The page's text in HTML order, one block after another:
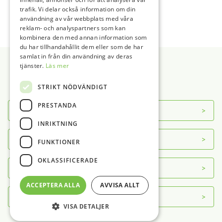
Tillbehör
Bildplattescanner Tillbehör
Framkallare
Intraoral kamera
Intraoral röntgen
Intraoral röntgen Tillbehör
Mjukvara
Panoramaröntgen 3D
Panorama Tillbehör
Sensor Tillbehör
Bordsmodell
Unitmodell
Tillbehör
Snabbkopplingar
Sterilrum
Autoklav
Autoklav Tillbehör
Diskdesinfektor
Diskdesinfektor Tillbehör
Instrumentskötsel Tillbehör
Foliesvets
Ultraljudsbad
Ultraljudsbad Tillbehör
Turbiner
Dentsply Sirona
NSK
Top Dent
Övrig Utrustning
Luppglasögon
Defibrillator/Hjärtstartare
Slipmaskin
Tandblekningslampa
1 2 … 4 →
Sidfot
Om DAB
Servicecenter
Kontakt
Mer info
trafik. Vi delar också information om din
användning av vår webbplats med våra
reklam- och analyspartners som kan
kombinera den med annan information som
du har tillhandahållit dem eller som de har
samlat in från din användning av deras
tjänster. Läs mer
STRIKT NÖDVÄNDIGT
PRESTANDA
INRIKTNING
FUNKTIONER
OKLASSIFICERADE
ACCEPTERA ALLA AVVISA ALLT
VISA DETALJER